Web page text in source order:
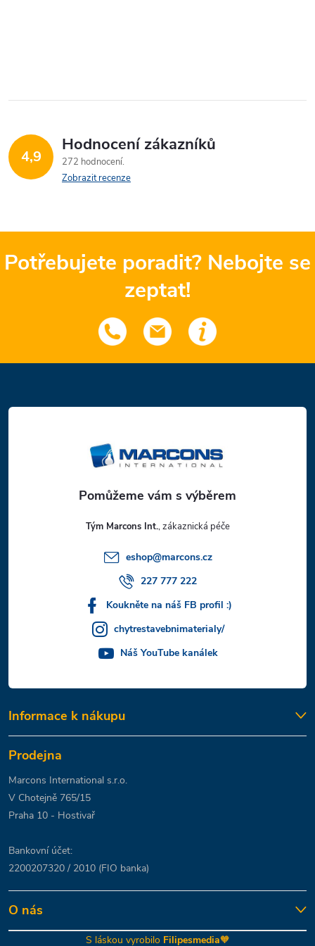
4,9
Hodnocení zákazníků
272 hodnocení
Zobrazit recenze
Potřebujete poradit? Nebojte se
zeptat!
á
Tým Marcons Int.
eshop@marcons.cz
227 777 222
Koukněte na náš FB profil :)
chytrestavebnimaterialy/
Náš YouTube kanálek
Informace k nákupu
Prodejna
Marcons International s.r.o.
V Chotejně 765/15
Praha 10 - Hostivař
Bankovní účet:
2200207320 / 2010 (FIO banka)
O nás
S láskou vyrobilo Filipesmedia🧡